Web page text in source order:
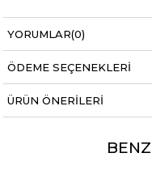
YORUMLAR(0)
ÖDEME SEÇENEKLERI
ÜRÜN ÖNERILERI